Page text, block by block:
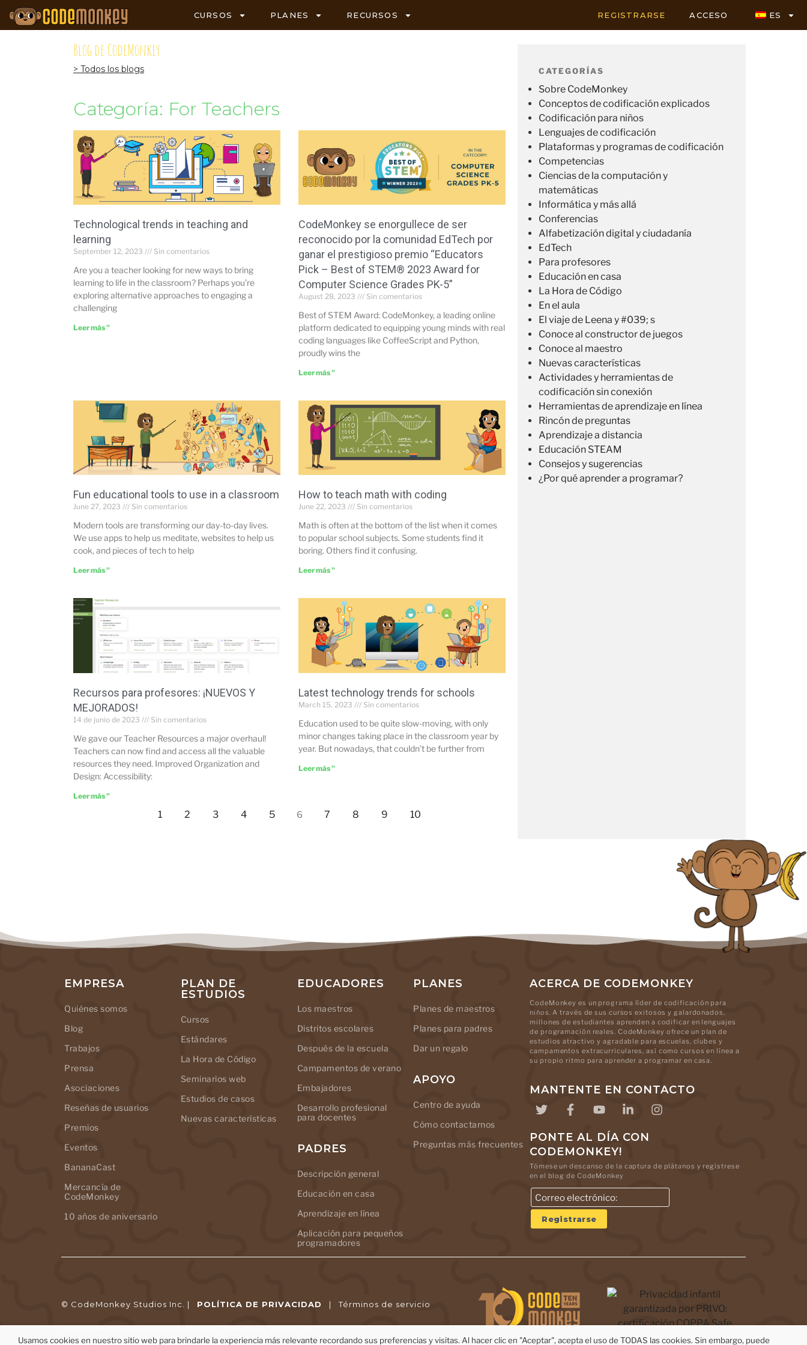
CURSOS PLANES RECURSOS REGISTRARSE ACCESO ES
Blog de CodeMonkey
> Todos los blogs
Categoría: For Teachers
Technological trends in teaching and
learning
September 12, 2023 Sin comentarios
Are you a teacher looking for new ways to bring
learning to life in the classroom? Perhaps you’re
exploring alternative approaches to engaging a
challenging
Leer más "
CodeMonkey se enorgullece de ser
reconocido por la comunidad EdTech por
ganar el prestigioso premio “Educators
Pick – Best of STEM® 2023 Award for
Computer Science Grades PK-5”
August 28, 2023 Sin comentarios
Best of STEM Award: CodeMonkey, a leading online
platform dedicated to equipping young minds with real
coding languages like CoffeeScript and Python,
proudly wins the
Leer más "
Fun educational tools to use in a classroom
June 27, 2023 Sin comentarios
Modern tools are transforming our day-to-day lives.
We use apps to help us meditate, websites to help us
cook, and pieces of tech to help
Leer más "
How to teach math with coding
June 22, 2023 Sin comentarios
Math is often at the bottom of the list when it comes
to popular school subjects. Some students find it
boring. Others find it confusing.
Leer más "
Recursos para profesores: ¡NUEVOS Y
MEJORADOS!
14 de junio de 2023 Sin comentarios
We gave our Teacher Resources a major overhaul!
Teachers can now find and access all the valuable
resources they need. Improved Organization and
Design: Accessibility:
Leer más "
Latest technology trends for schools
March 15, 2023 Sin comentarios
Education used to be quite slow-moving, with only
minor changes taking place in the classroom year by
year. But nowadays, that couldn’t be further from
Leer más "
1 2 3 4 5 6 7 8 9 10
CATEGORÍAS
Sobre CodeMonkey
Conceptos de codificación explicados
Codificación para niños
Lenguajes de codificación
Plataformas y programas de codificación
Competencias
Ciencias de la computación y
matemáticas
Informática y más allá
Conferencias
Alfabetización digital y ciudadanía
EdTech
Para profesores
Educación en casa
La Hora de Código
En el aula
El viaje de Leena y #039; s
Conoce al constructor de juegos
Conoce al maestro
Nuevas características
Actividades y herramientas de
codificación sin conexión
Herramientas de aprendizaje en línea
Rincón de preguntas
Aprendizaje a distancia
Educación STEAM
Consejos y sugerencias
¿Por qué aprender a programar?
EMPRESA
Quiénes somos
Blog
Trabajos
Prensa
Asociaciones
Reseñas de usuarios
Premios
Eventos
BananaCast
Mercancía de
CodeMonkey
10 años de aniversario
PLAN DE
ESTUDIOS
Cursos
Estándares
La Hora de Código
Seminarios web
Estudios de casos
Nuevas características
EDUCADORES
Los maestros
Distritos escolares
Después de la escuela
Campamentos de verano
Embajadores
Desarrollo profesional
para docentes
PADRES
Descripción general
Educación en casa
Aprendizaje en línea
Aplicación para pequeños
programadores
PLANES
Planes de maestros
Planes para padres
Dar un regalo
APOYO
Centro de ayuda
Cómo contactarnos
Preguntas más frecuentes
ACERCA DE CODEMONKEY
CodeMonkey es un programa líder de codificación para
niños. A través de sus cursos exitosos y galardonados,
millones de estudiantes aprenden a codificar en lenguajes
de programación reales. CodeMonkey ofrece un plan de
estudios atractivo y agradable para escuelas, clubes y
campamentos extracurriculares, así como cursos en línea a
su propio ritmo para aprender a programar en casa.
MANTENTE EN CONTACTO
PONTE AL DÍA CON
CODEMONKEY!
Tómese un descanso de la captura de plátanos y regístrese
en el blog de CodeMonkey
© CodeMonkey Studios Inc. | POLÍTICA DE PRIVACIDAD |Términos de servicio
Usamos cookies en nuestro sitio web para brindarle la experiencia más relevante recordando sus preferencias y visitas. Al hacer clic en "Aceptar", acepta el uso de TODAS las cookies. Sin embargo, puede